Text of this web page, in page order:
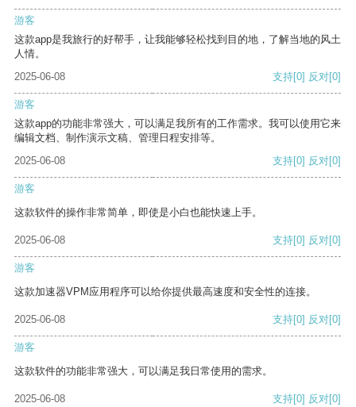
游客
这款app是我旅行的好帮手，让我能够轻松找到目的地，了解当地的风土
人情。
2025-06-08
支持[0] 反对[0]
游客
这款app的功能非常强大，可以满足我所有的工作需求。我可以使用它来
编辑文档、制作演示文稿、管理日程安排等。
2025-06-08
支持[0] 反对[0]
游客
这款软件的操作非常简单，即使是小白也能快速上手。
2025-06-08 支持[0] 反对[0]
游客
这款加速器VPM应用程序可以给你提供最高速度和安全性的连接。
2025-06-08 支持[0] 反对[0]
游客
这款软件的功能非常强大，可以满足我日常使用的需求。
2025-06-08 支持[0] 反对[0]